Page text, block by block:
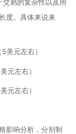
度。具体来说来
美元左右）
元左右）
元左右）
影响分析，分别制